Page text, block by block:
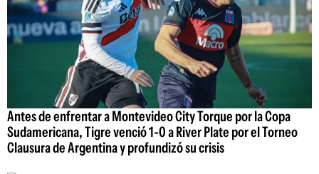
Antes de enfrentar a Montevideo City Torque por la Copa
Sudamericana, Tigre venció 1-0 a River Plate por el Torneo
Clausura de Argentina y profundizó su crisis